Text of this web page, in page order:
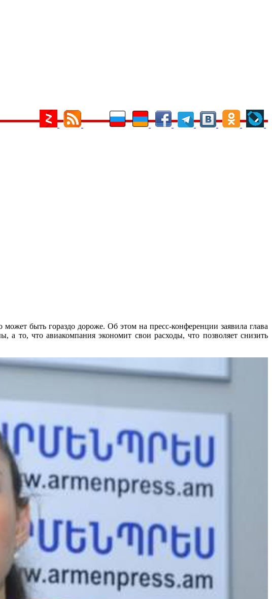
быть гораздо дороже. Об этом на пресс-конференции заявила глава
а то, что авиакомпания экономит свои расходы, что позволяет снизить